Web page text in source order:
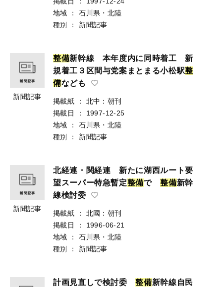
地域
：
石川県・北陸
種別
： 新聞記事
新聞記事
整備新幹線 本年度内に同時着工 新
規着工３区間与党案まとまる小松駅整
備なども
掲載紙 ：
北中：朝刊
掲載日
：
1997-12-25
地域
：
石川県・北陸
種別
： 新聞記事
新聞記事
北経連・関経連 新たに湖西ルート要
望スーパー特急暫定整備で整備新幹
線検討委
掲載紙 ：
北國：朝刊
掲載日
：
1996-06-21
地域
：
石川県・北陸
種別
： 新聞記事
計画見直しで検討委整備新幹線自民